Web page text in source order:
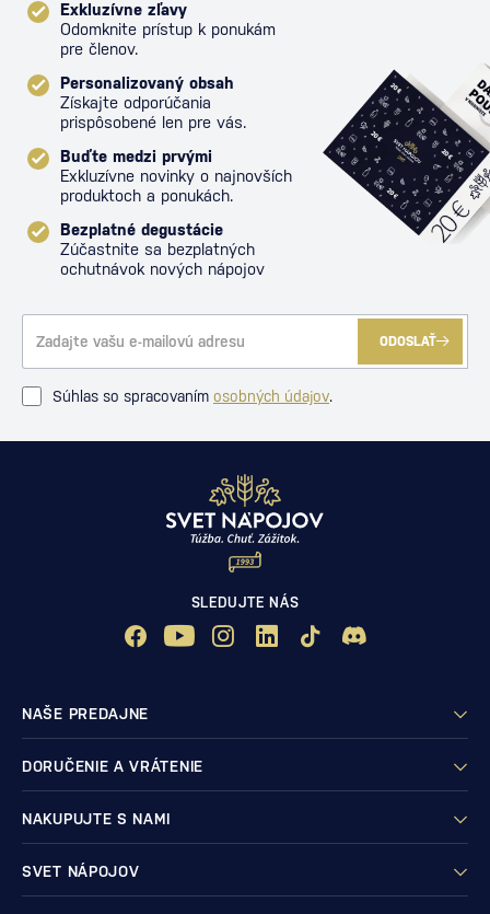
Exkluzívne zľavy
Odomknite prístup k ponukám
pre členov.
Personalizovaný obsah
Získajte odporúčania
prispôsobené len pre vás.
Buďte medzi prvými
Exkluzívne novinky o najnovších
produktoch a ponukách.
Bezplatné degustácie
Zúčastnite sa bezplatných
ochutnávok nových nápojov
ODOSLAŤ
Súhlas so spracovaním osobných údajov.
SLEDUJTE NÁS
NAŠE PREDAJNE
DORUČENIE A VRÁTENIE
NAKUPUJTE S NAMI
SVET NÁPOJOV